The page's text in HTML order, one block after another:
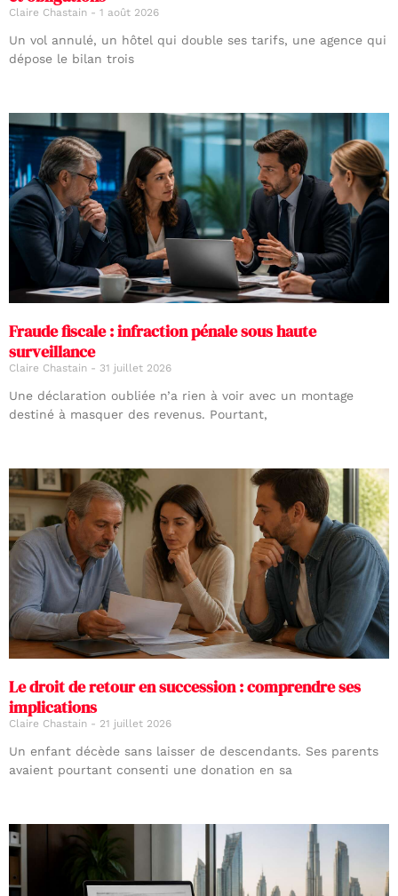
Claire Chastain 1 août 2026
Un vol annulé, un hôtel qui double ses tarifs, une agence qui
dépose le bilan trois
Fraude fiscale : infraction pénale sous haute
surveillance
Claire Chastain 31 juillet 2026
Une déclaration oubliée n’a rien à voir avec un montage
destiné à masquer des revenus. Pourtant,
Le droit de retour en succession : comprendre ses
implications
Claire Chastain 21 juillet 2026
Un enfant décède sans laisser de descendants. Ses parents
avaient pourtant consenti une donation en sa